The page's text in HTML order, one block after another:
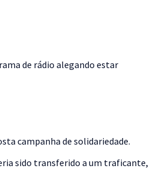
de rádio alegando estar
campanha de solidariedade.
sido transferido a um traficante,